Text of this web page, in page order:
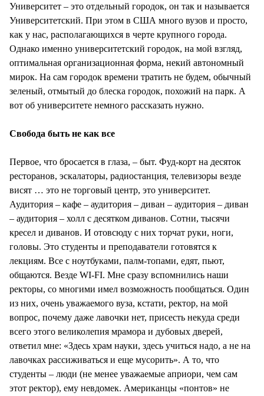
Университет – это отдельный городок, он так и называется
Университетский. При этом в США много вузов и просто,
как у нас, располагающихся в черте крупного города.
Однако именно университетский городок, на мой взгляд,
оптимальная организационная форма, некий автономный
мирок. На сам городок времени тратить не будем, обычный
зеленый, отмытый до блеска городок, похожий на парк. А
вот об университете немного рассказать нужно.
Свобода быть не как все
Первое, что бросается в глаза, – быт. Фуд-корт на десяток
ресторанов, эскалаторы, радиостанция, телевизоры везде
висят … это не торговый центр, это университет.
Аудитория – кафе – аудитория – диван – аудитория – диван
– аудитория – холл с десятком диванов. Сотни, тысячи
кресел и диванов. И отовсюду с них торчат руки, ноги,
головы. Это студенты и преподаватели готовятся к
лекциям. Все с ноутбуками, палм-топами, едят, пьют,
общаются. Везде WI-FI. Мне сразу вспомнились наши
ректоры, со многими имел возможность пообщаться. Один
из них, очень уважаемого вуза, кстати, ректор, на мой
вопрос, почему даже лавочки нет, присесть некуда среди
всего этого великолепия мрамора и дубовых дверей,
ответил мне: «Здесь храм науки, здесь учиться надо, а не на
лавочках рассиживаться и еще мусорить». А то, что
студенты – люди (не менее уважаемые априори, чем сам
этот ректор), ему невдомек. Американцы «понтов» не